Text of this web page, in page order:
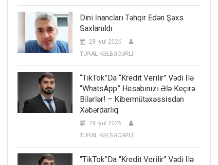
Dini Inancları Təhqir Edən Şəxs
Saxlanıldı
28 İyul 2026
TURAL KƏLBƏCƏRLİ
“TikTok”da “kredit Verilir” Vədi Ilə
“WhatsApp” Hesabınızı Ələ Keçirə
Bilərlər! – Kibermütəxəssisdən
Xəbərdarlıq
28 İyul 2026
TURAL KƏLBƏCƏRLİ
“TikTok”da “kredit Verilir” Vədi Ilə